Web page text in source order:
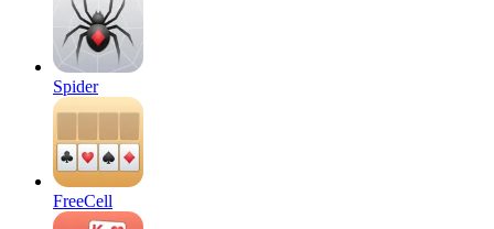
Spider
FreeCell